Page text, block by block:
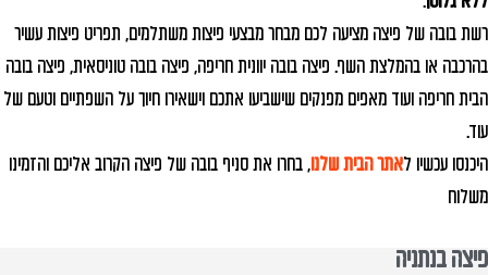
רשת בובה של פיצה מציעה לכם מבחר מבצעי פיצות משתלמים, תפריט פיצות עשיר
בהרכבה או בהמלצת השף. פיצה בובה יוונית חריפה, פיצה בובה טוניסאית, פיצה בובה
הבית חריפה ועוד מאפים מפנקים שישביעו אתכם וישאירו חיוך על השפתיים וטעם של
עוד.
היכנסו עכשיו לאתר הבית שלנו, בחרו את סניף בובה של פיצה הקרוב אליכם והזמינו
משלוח
פיצה בנתניה